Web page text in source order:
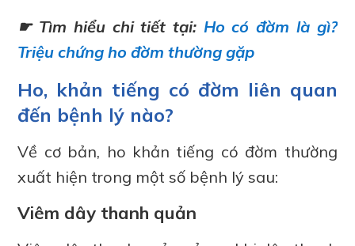
☛ Tìm hiểu chi tiết tại: Ho có đờm là gì?
Triệu chứng ho đờm thường gặp
Ho, khản tiếng có đờm liên quan
đến bệnh lý nào?
Về cơ bản, ho khản tiếng có đờm thường
xuất hiện trong một số bệnh lý sau:
Viêm dây thanh quản